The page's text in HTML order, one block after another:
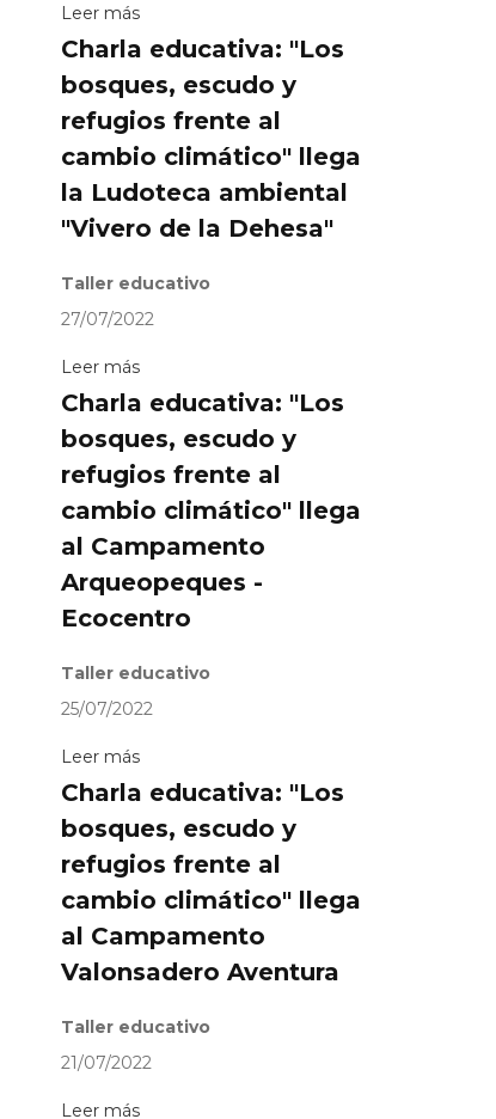
Leer más
Charla educativa: "Los
bosques, escudo y
refugios frente al
cambio climático" llega
la Ludoteca ambiental
"Vivero de la Dehesa"
Taller educativo
27/07/2022
Leer más
Charla educativa: "Los
bosques, escudo y
refugios frente al
cambio climático" llega
al Campamento
Arqueopeques -
Ecocentro
Taller educativo
25/07/2022
Leer más
Charla educativa: "Los
bosques, escudo y
refugios frente al
cambio climático" llega
al Campamento
Valonsadero Aventura
Taller educativo
21/07/2022
Leer más